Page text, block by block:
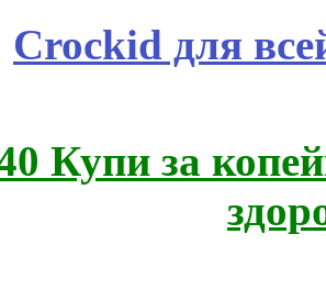
Crockid для
Купи за